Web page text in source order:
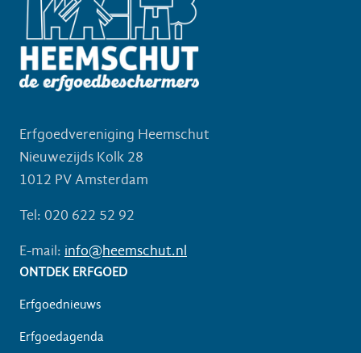
Erfgoedvereniging Heemschut
Nieuwezijds Kolk 28
1012 PV Amsterdam
Tel: 020 622 52 92
E-mail: info@heemschut.nl
ONTDEK ERFGOED
Erfgoednieuws
Erfgoedagenda